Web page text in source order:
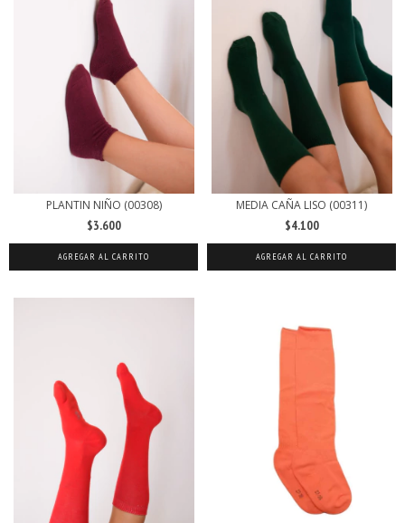
PLANTIN NIÑO (00308)
$3.600
AGREGAR AL CARRITO
MEDIA CAÑA LISO (00311)
$4.100
AGREGAR AL CARRITO